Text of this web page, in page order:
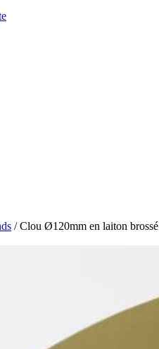
/ Clou Ø120mm en laiton brossé